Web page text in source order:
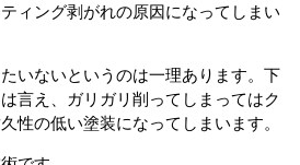
ィング剥がれの原因になってしまい
いないというのは一理あります。下
言え、ガリガリ削ってしまってはク
性の低い塗装になってしまいます。